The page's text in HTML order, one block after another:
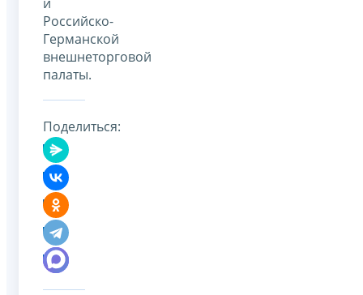
Российско-
Германской
внешнеторговой
палаты.
Поделиться: